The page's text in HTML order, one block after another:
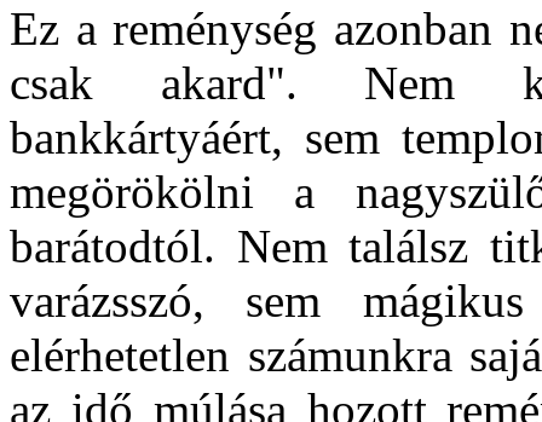
Ez a reménység azonban
csak akard". Nem
bankkártyáért, sem
megörökölni a
barátodtól. Nem találsz
varázsszó, sem
elérhetetlen számunkra
az idő múlása hozott